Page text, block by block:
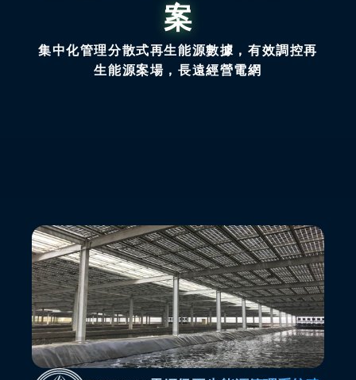
案
集中化管理分散式再生能源數據，有效調控再
生能源案場，長遠經營電網